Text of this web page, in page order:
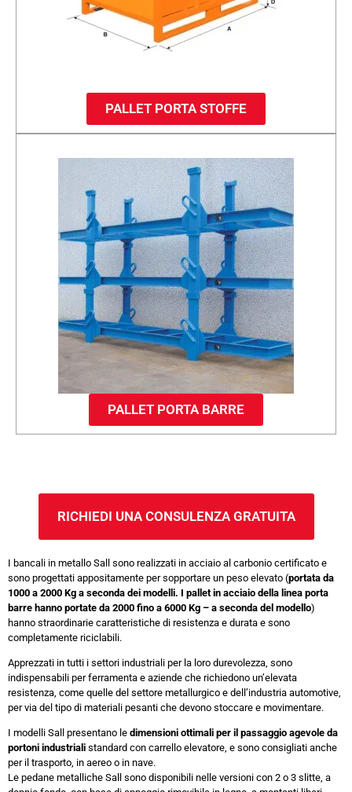
PALLET PORTA STOFFE
PALLET PORTA BARRE
RICHIEDI UNA CONSULENZA GRATUITA
I bancali in metallo Sall sono realizzati in acciaio al carbonio certificato e
sono progettati appositamente per sopportare un peso elevato (portata da
1000 a 2000 Kg a seconda dei modelli. I pallet in acciaio della linea porta
barre hanno portate da 2000 fino a 6000 Kg – a seconda del modello)
hanno straordinarie caratteristiche di resistenza e durata e sono
completamente riciclabili.
Apprezzati in tutti i settori industriali per la loro durevolezza, sono
indispensabili per ferramenta e aziende che richiedono un’elevata
resistenza, come quelle del settore metallurgico e dell’industria automotive,
per via del tipo di materiali pesanti che devono stoccare e movimentare.
I modelli Sall presentano le dimensioni ottimali per il passaggio agevole da
portoni industriali standard con carrello elevatore, e sono consigliati anche
per il trasporto, in aereo o in nave.
Le pedane metalliche Sall sono disponibili nelle versioni con 2 o 3 slitte, a